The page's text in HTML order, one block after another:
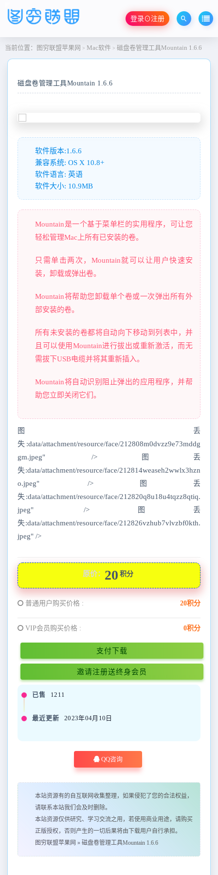
登录⊙注册
当前位置： 图穷联盟苹果网 > Mac软件 > 磁盘卷管理工具Mountain 1.6.6
磁盘卷管理工具Mountain 1.6.6
软件版本:1.6.6
兼容系统: OS X 10.8+
软件语言: 英语
软件大小: 10.9MB
Mountain是一个基于菜单栏的实用程序，可让您
轻松管理Mac上所有已安装的卷。
只需单击两次，Mountain就可以让用户快速安
装，卸载或弹出卷。
Mountain将帮助您卸载单个卷或一次弹出所有外
部安装的卷。
所有未安装的卷都将自动向下移动到列表中，并
且可以使用Mountain进行拔出或重新激活，而无
需拔下USB电缆并将其重新插入。
Mountain将自动识别阻止弹出的应用程序，并帮
助您立即关闭它们。
图丢
失:data/attachment/resource/face/212808m0dvzz9e73mddg
gm.jpeg" />图丢
失:data/attachment/resource/face/212814weaseh2wwlx3hzn
o.jpeg" />图丢
失:data/attachment/resource/face/212820q8u18u4tqzz8qtiq.
jpeg" />图丢
失:data/attachment/resource/face/212826vzhub7vlvzbf0kth.
jpeg" />
原价： 20 积分
普通用户购买价格 : 20积分
VIP会员购买价格 : 0积分
支付下载
邀请注册送终身会员
已售 1211
最近更新 2023年04月10日
QQ咨询
本站资源有的自互联网收集整理，如果侵犯了您的合法权益，
请联系本站我们会及时删除。
本站资源仅供研究、学习交流之用，若使用商业用途，请购买
正版授权，否则产生的一切后果将由下载用户自行承担。
图穷联盟苹果网 » 磁盘卷管理工具Mountain 1.6.6